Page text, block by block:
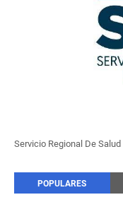
Servicio Regional De Salud
POPULARES